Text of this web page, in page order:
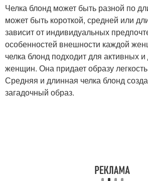
Челка блонд может быть разной по
может быть короткой, средней или
зависит от индивидуальных
особенностей внешности каждой
челка блонд подходит для активных
женщин. Она придает образу
Средняя и длинная челка блонд
загадочный образ.